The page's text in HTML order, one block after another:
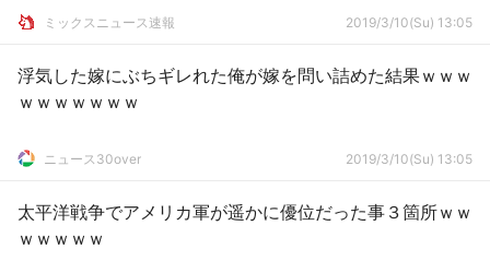
ミックスニュース速報 2019/3/10(Su) 13:05
浮気した嫁にぶちギレれた俺が嫁を問い詰めた結果ｗｗｗ
ｗｗｗｗｗｗｗ
ニュース30over 2019/3/10(Su) 13:05
太平洋戦争でアメリカ軍が遥かに優位だった事３箇所ｗｗ
ｗｗｗｗｗ